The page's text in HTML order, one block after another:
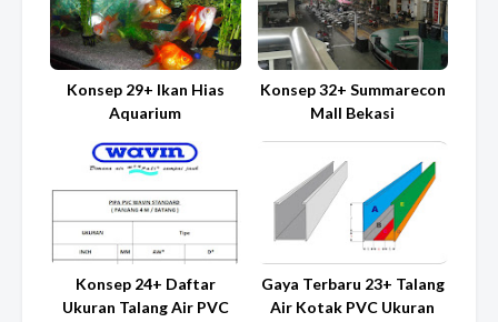
Konsep 29+ Ikan Hias
Aquarium
Konsep 32+ Summarecon
Mall Bekasi
Konsep 24+ Daftar
Ukuran Talang Air PVC
Gaya Terbaru 23+ Talang
Air Kotak PVC Ukuran